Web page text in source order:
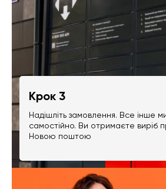
Крок 3
Надішліть замовлення. Все інше
самостійно. Ви отримаєте виріб
Новою поштою